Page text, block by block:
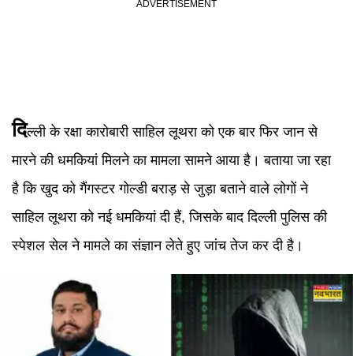
दिल्ली के रक्षा कारोबारी साहिल लूथरा को एक बार फिर जान से
मारने की धमकियां मिलने का मामला सामने आया है। बताया जा रहा
है कि खुद को गैंगस्टर गोल्डी बराड़ से जुड़ा बताने वाले लोगों ने
साहिल लूथरा को नई धमकियां दी हैं, जिसके बाद दिल्ली पुलिस की
स्पेशल सेल ने मामले का संज्ञान लेते हुए जांच तेज कर दी है।